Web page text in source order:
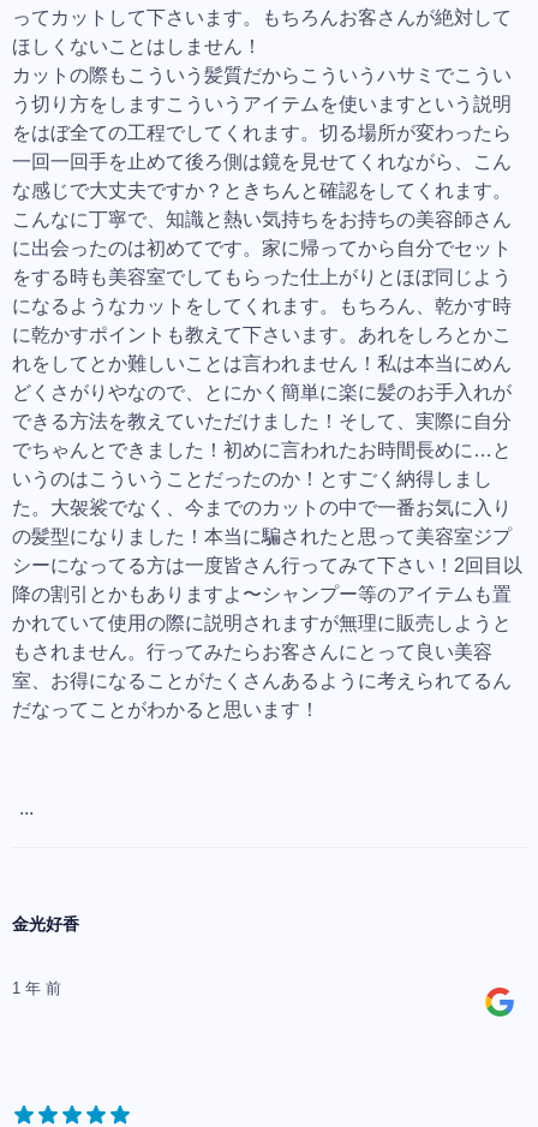
ってカットして下さいます。もちろんお客さんが絶対して
ほしくないことはしません！
カットの際もこういう髪質だからこういうハサミでこうい
う切り方をしますこういうアイテムを使いますという説明
をはぼ全ての工程でしてくれます。切る場所が変わったら
一回一回手を止めて後ろ側は鏡を見せてくれながら、こん
な感じで大丈夫ですか？ときちんと確認をしてくれます。
こんなに丁寧で、知識と熱い気持ちをお持ちの美容師さん
に出会ったのは初めてです。家に帰ってから自分でセット
をする時も美容室でしてもらった仕上がりとほぼ同じよう
になるようなカットをしてくれます。もちろん、乾かす時
に乾かすポイントも教えて下さいます。あれをしろとかこ
れをしてとか難しいことは言われません！私は本当にめん
どくさがりやなので、とにかく簡単に楽に髪のお手入れが
できる方法を教えていただけました！そして、実際に自分
でちゃんとできました！初めに言われたお時間長めに…と
いうのはこういうことだったのか！とすごく納得しまし
た。大袈裟でなく、今までのカットの中で一番お気に入り
の髪型になりました！本当に騙されたと思って美容室ジプ
シーになってる方は一度皆さん行ってみて下さい！2回目以
降の割引とかもありますよ〜シャンプー等のアイテムも置
かれていて使用の際に説明されますが無理に販売しようと
もされません。行ってみたらお客さんにとって良い美容
室、お得になることがたくさんあるように考えられてるん
だなってことがわかると思います！
...
金光好香
1 年 前